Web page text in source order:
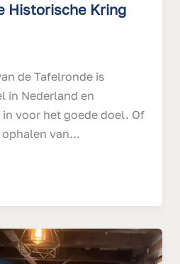
Historische Kring
de Tafelronde is
in Nederland en
voor het goede doel. Of
van...